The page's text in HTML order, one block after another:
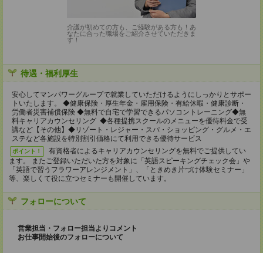
介護が初めての方も、ご経験がある方も！あ
なたに合った職場をご紹介させていただきま
す！
待遇・福利厚生
安心してマンパワーグループで就業していただけるようにしっかりとサポー
トいたします。 ◆健康保険・厚生年金・雇用保険・有給休暇・健康診断・
労働者災害補償保険 ◆無料で自宅で学習できるパソコントレーニング◆無
料キャリアカウンセリング ◆各種提携スクールのメニューを優待料金で受
講など【その他】◆リゾート・レジャー・スパ・ショッピング・グルメ・エ
ステなど各施設を特別割引価格にて利用できる優待サービス
ポイント！
有資格者によるキャリアカウンセリングを無料でご提供してい
ます。 またご登録いただいた方を対象に「英語スピーキングチェック会」や
「英語で習うフラワーアレンジメント」、「ときめき片づけ体験セミナー」
等、楽しくて役に立つセミナーも開催しています。
フォローについて
営業担当・フォロー担当よりコメント
お仕事開始後のフォローについて